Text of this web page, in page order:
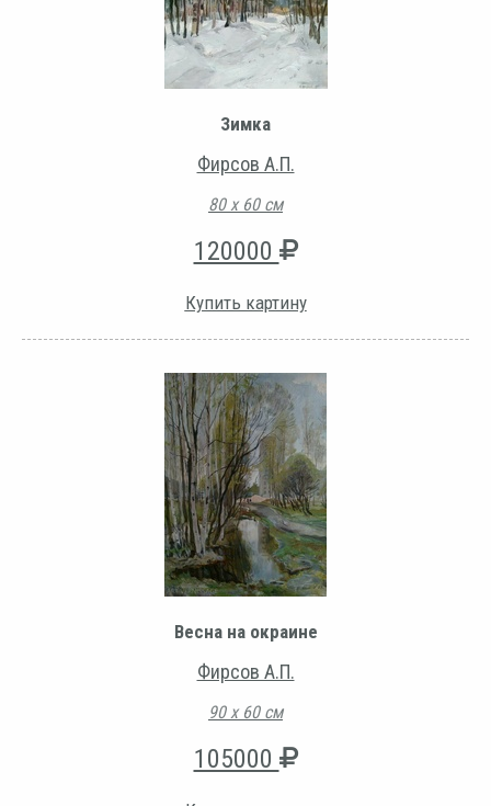
Зимка
Фирсов А.П.
80 х 60 см
120000
Купить картину
Весна на окраине
Фирсов А.П.
90 х 60 см
105000